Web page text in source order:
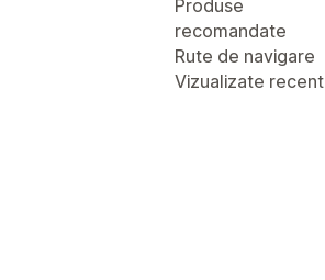
Produse
recomandate
Rute de navigare
Vizualizate recent